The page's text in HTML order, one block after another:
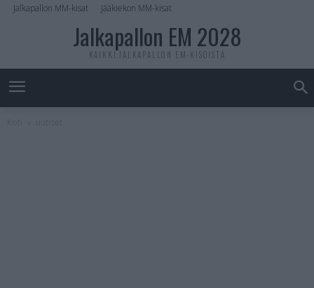
Jalkapallon MM-kisat Jääkiekon MM-kisat
Jalkapallon EM 2028
KAIKKI JALKAPALLON EM-KISOISTA